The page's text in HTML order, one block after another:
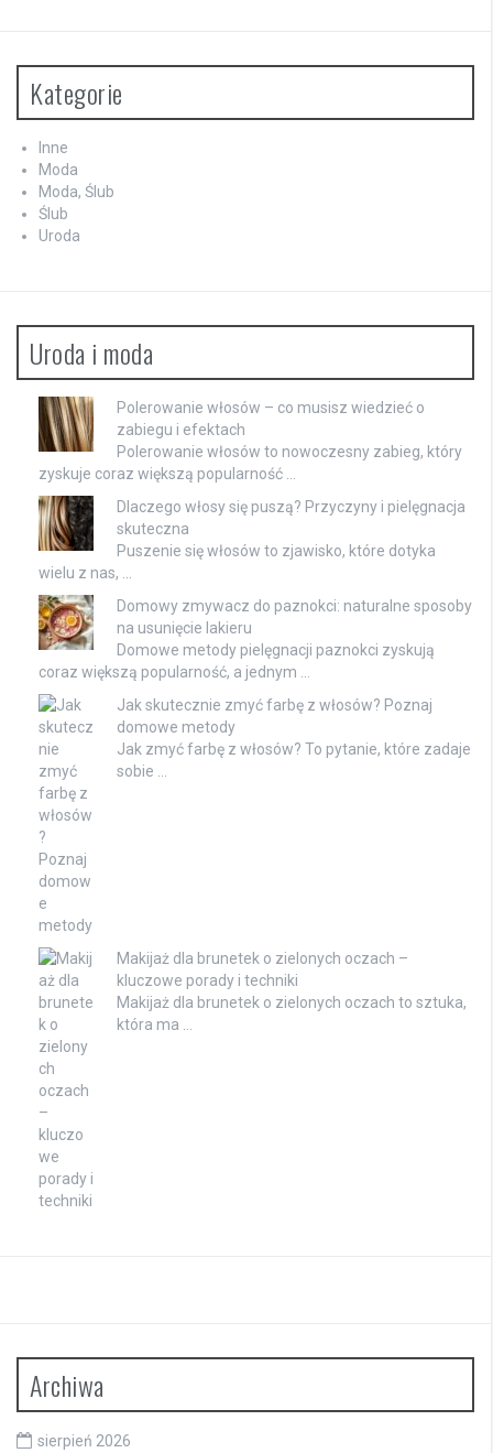
Kategorie
Inne
Moda
Moda, Ślub
Ślub
Uroda
Uroda i moda
Polerowanie włosów – co musisz wiedzieć o
zabiegu i efektach
Polerowanie włosów to nowoczesny zabieg, który
zyskuje coraz większą popularność …
Dlaczego włosy się puszą? Przyczyny i pielęgnacja
skuteczna
Puszenie się włosów to zjawisko, które dotyka
wielu z nas, …
Domowy zmywacz do paznokci: naturalne sposoby
na usunięcie lakieru
Domowe metody pielęgnacji paznokci zyskują
coraz większą popularność, a jednym …
Jak skutecznie zmyć farbę z włosów? Poznaj
domowe metody
Jak zmyć farbę z włosów? To pytanie, które zadaje
sobie …
Makijaż dla brunetek o zielonych oczach –
kluczowe porady i techniki
Makijaż dla brunetek o zielonych oczach to sztuka,
która ma …
Archiwa
sierpień 2026